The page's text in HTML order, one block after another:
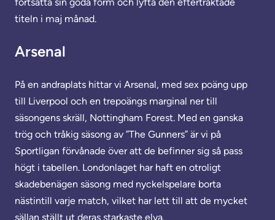
titeln i maj månad.
Arsenal
På en andraplats hittar vi Arsenal, med sex poäng upp
till Liverpool och en trepoängs marginal ner till
säsongens skräll, Nottingham Forest. Med en ganska
trög och tråkig säsong av ”The Gunners” är vi på
Sportligan förvånade över att de befinner sig så pass
högt i tabellen. Londonlaget har haft en otroligt
skadebenägen säsong med nyckelspelare borta
nästintill varje match, vilket har lett till att de mycket
sällan ställt ut deras starkaste elva.